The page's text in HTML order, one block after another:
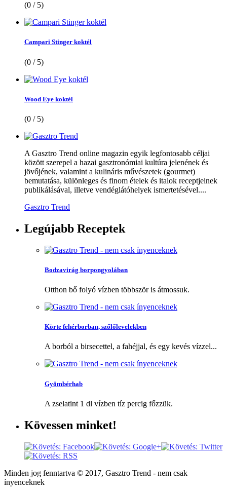
(0 / 5)
Campari Stinger koktél
(0 / 5)
Wood Eye koktél
(0 / 5)
A Gasztro Trend online magazin egyik legfontosabb céljai
között szerepel a hazai gasztronómiai kultúra jelenének és
jövőjének, valamint a kulináris művészetek (gourmet)
bemutatása, különleges és finom ételek és italok receptjeinek
publikálásával, illetve vendéglátóhelyek ismertetésével....
Gasztro Trend
Legújabb Receptek
Bodzavirág borpongyolában
Otthon bő folyó vízben többször is átmossuk.
Körte fehérborban, szőlőlevelekben
A borból a birsecettel, a fahéjjal, és egy kevés vízzel...
Gyömbérhab
A zselatint 1 dl vízben tíz percig főzzük.
Kövessen minket!
Minden jog fenntartva © 2017, Gasztro Trend - nem csak
ínyenceknek